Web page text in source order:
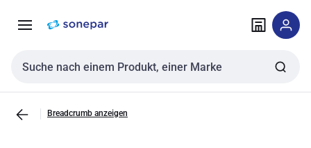
NavigationInhalt
Sucheingabe
Breadcrumb anzeigen